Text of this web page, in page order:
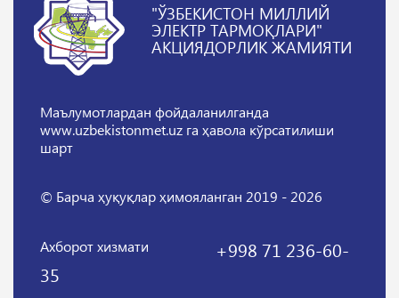
"ЎЗБЕКИСТОН МИЛЛИЙ
ЭЛЕКТР ТАРМОҚЛАРИ"
АКЦИЯДОРЛИК ЖАМИЯТИ
Маълумотлардан фойдаланилганда
www.uzbekistonmet.uz га ҳавола кўрсатилиши
шарт
© Барча ҳуқуқлар ҳимояланган 2019 - 2026
Ахборот хизмати
+998 71 236-60-
35